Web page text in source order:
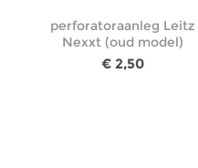
perforatoraanleg Leitz
Nexxt (oud model)
€ 2,50